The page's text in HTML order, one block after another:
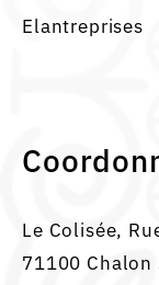
Elantreprises
Le Colisée,
71100 Chalon